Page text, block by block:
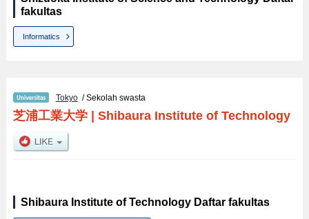
fakultas
Informatics
Tokyo/ Sekolah swasta
芝浦工業大学| Shibaura Institute of Technology
Shibaura Institute of Technology Daftar fakultas